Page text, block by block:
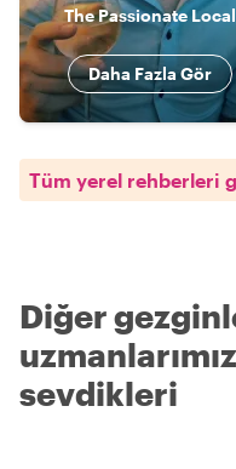
The Passionate Local
Daha Fazla Gör
Tüm yerel rehberleri
Diğer
sevdikleri